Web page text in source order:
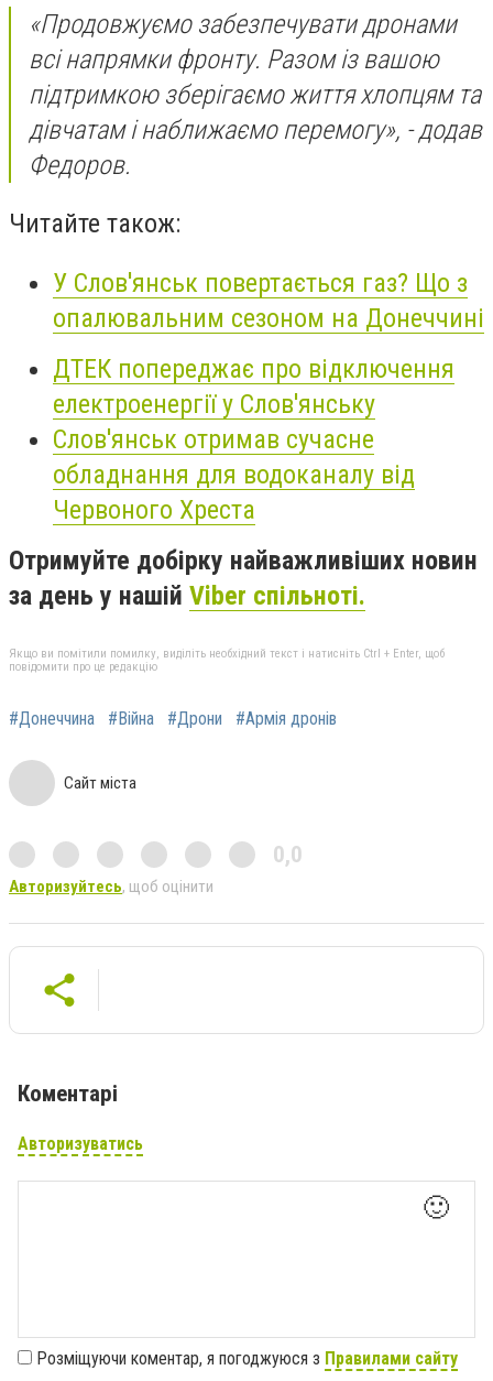
«Продовжуємо забезпечувати дронами
всі напрямки фронту. Разом із вашою
підтримкою зберігаємо життя хлопцям та
дівчатам і наближаємо перемогу», - додав
Федоров.
Читайте також:
У Слов'янськ повертається газ? Що з
опалювальним сезоном на Донеччині
ДТЕК попереджає про відключення
електроенергії у Слов'янську
Слов'янськ отримав сучасне
обладнання для водоканалу від
Червоного Хреста
Отримуйте добірку найважливіших новин
за день у нашій Viber спільноті.
Якщо ви помітили помилку, виділіть необхідний текст і натисніть Ctrl + Enter, щоб
повідомити про це редакцію
#Донеччина #Війна #Дрони #Армія дронів
Сайт міста
0,0
Авторизуйтесь, щоб оцінити
Коментарі
Авторизуватись
🙂
Розміщуючи коментар, я погоджуюся з Правилами сайту